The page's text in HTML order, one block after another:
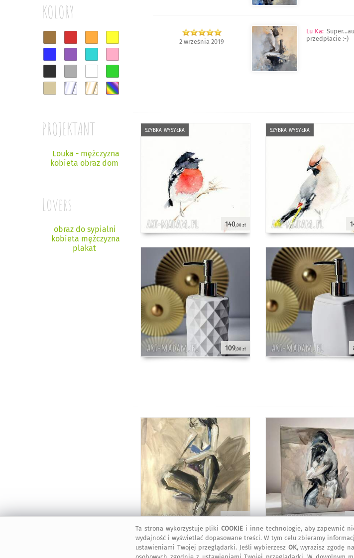
KOLORY
PROJEKTANT
Louka - mężczyzna
kobieta obraz dom
Lovers
obraz do sypialni
kobieta mężczyzna
plakat
2 września 2019
Lu Ka:
przedpłacie :-)
szybka wysyłka
140,00 zł
szybka wysyłka
109,00 zł
940
Ta strona wykorzystuje plikiCOOKIE i inne technologie, aby zapewnić
wydajność i wyświetlać dopasowane treści. W tym celu zbieramy
ustawieniami Twojej przeglądarki. Jeśli wybierzesz OK, wyrazisz zgodę